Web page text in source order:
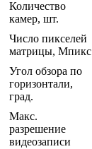
Количество
камер, шт.
Число пикселей
матрицы, Мпикс
Угол обзора по
горизонтали,
град.
Макс.
разрешение
видеозаписи